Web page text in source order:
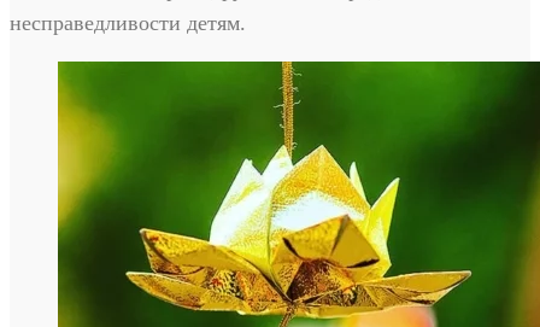
несправедливости детям.